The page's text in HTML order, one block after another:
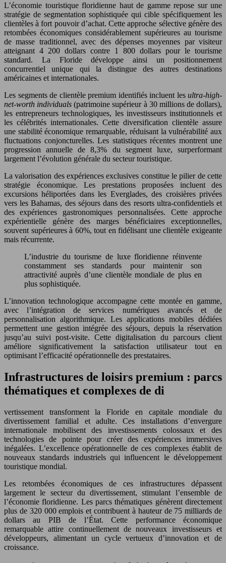
L’économie touristique floridienne haut de gamme repose sur une
stratégie de segmentation sophistiquée qui cible spécifiquement les
clientèles à fort pouvoir d’achat. Cette approche sélective génère des
retombées économiques considérablement supérieures au tourisme
de masse traditionnel, avec des dépenses moyennes par visiteur
atteignant 4 200 dollars contre 1 800 dollars pour le tourisme
standard. La Floride développe ainsi un positionnement
concurrentiel unique qui la distingue des autres destinations
américaines et internationales.
Les segments de clientèle premium identifiés incluent les ultra-high-
net-worth individuals(patrimoine supérieur à 30 millions de dollars),
les entrepreneurs technologiques, les investisseurs institutionnels et
les célébrités internationales. Cette diversification clientèle assure
une stabilité économique remarquable, réduisant la vulnérabilité aux
fluctuations conjoncturelles. Les statistiques récentes montrent une
progression annuelle de 8,3% du segment luxe, surperformant
largement l’évolution générale du secteur touristique.
La valorisation des expériences exclusives constitue le pilier de cette
stratégie économique. Les prestations proposées incluent des
excursions héliportées dans les Everglades, des croisières privées
vers les Bahamas, des séjours dans des resorts ultra-confidentiels et
des expériences gastronomiques personnalisées. Cette approche
expérientielle génère des marges bénéficiaires exceptionnelles,
souvent supérieures à 60%, tout en fidélisant une clientèle exigeante
mais récurrente.
L’industrie du tourisme de luxe floridienne réinvente
constamment ses standards pour maintenir son
attractivité auprès d’une clientèle mondiale de plus en
plus sophistiquée.
L’innovation technologique accompagne cette montée en gamme,
avec l’intégration de services numériques avancés et de
personnalisation algorithmique. Les applications mobiles dédiées
permettent une gestion intégrée des séjours, depuis la réservation
jusqu’au suivi post-visite. Cette digitalisation du parcours client
améliore significativement la satisfaction utilisateur tout en
optimisant l’efficacité opérationnelle des prestataires.
Infrastructures de loisirs premium : parcs
thématiques et complexes de di
vertissement transforment la Floride en capitale mondiale du
divertissement familial et adulte. Ces installations d’envergure
internationale mobilisent des investissements colossaux et des
technologies de pointe pour créer des expériences immersives
inégalées. L’excellence opérationnelle de ces complexes établit de
nouveaux standards industriels qui influencent le développement
touristique mondial.
Les retombées économiques de ces infrastructures dépassent
largement le secteur du divertissement, stimulant l’ensemble de
l’économie floridienne. Les parcs thématiques génèrent directement
plus de 320 000 emplois et contribuent à hauteur de 75 milliards de
dollars au PIB de l’État. Cette performance économique
remarquable attire continuellement de nouveaux investisseurs et
développeurs, alimentant un cycle vertueux d’innovation et de
croissance.